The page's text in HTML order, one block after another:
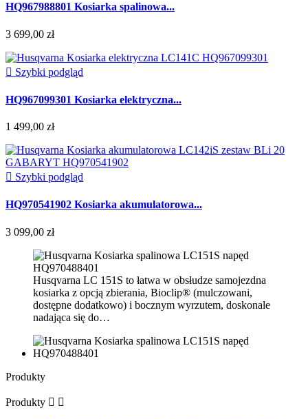
HQ967988801 Kosiarka spalinowa...
3 699,00 zł
 Szybki podgląd
HQ967099301 Kosiarka elektryczna...
1 499,00 zł
 Szybki podgląd
HQ970541902 Kosiarka akumulatorowa...
3 099,00 zł
Husqvarna LC 151S to łatwa w obsłudze samojezdna
kosiarka z opcją zbierania, Bioclip® (mulczowani,
dostępne dodatkowo) i bocznym wyrzutem, doskonale
nadająca się do…
Produkty
Produkty  